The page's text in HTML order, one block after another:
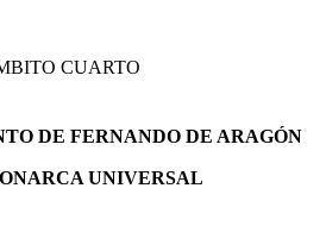
CUARTO
DE FERNANDO DE ARAGÓN
UNIVERSAL